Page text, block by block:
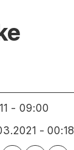
- 09:00
- 00:18